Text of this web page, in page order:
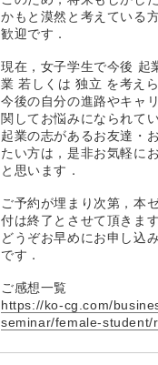
かもと漠然と考えている
歓迎です．
現在，女子学生で今後 起
業 若しくは 独立 を考え
今後の自分の進路やキャ
関してお悩みになられて
起業の志があるお友達・
たい方は，是非お気軽に
と思います．
ご予約が埋まり次第，本
付は終了とさせて頂きます
どうぞお早めにお申し込
です．
ご感想一覧
https://ko-cg.com/
seminar/female-student/